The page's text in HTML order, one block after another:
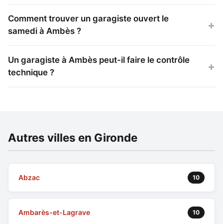
Comment trouver un garagiste ouvert le
samedi à Ambès ?
Un garagiste à Ambès peut-il faire le contrôle
technique ?
Autres villes en Gironde
Abzac 10
Ambarès-et-Lagrave 10